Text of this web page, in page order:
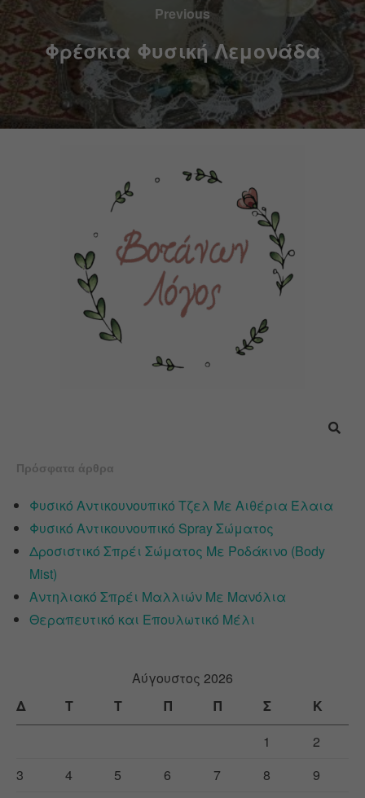
Previous
Φρέσκια Φυσική Λεμονάδα
Πρόσφατα άρθρα
Φυσικό Αντικουνουπικό Τζελ Με Αιθέρια Έλαια
Φυσικό Αντικουνουπικό Spray Σώματος
Δροσιστικό Σπρέι Σώματος Με Ροδάκινο (Body
Mist)
Αντηλιακό Σπρέι Μαλλιών Με Μανόλια
Θεραπευτικό και Επουλωτικό Μέλι
Αύγουστος 2026
Δ
Τ Τ Π Π Σ
Κ
1
2
3
4 5 6 7 8 9